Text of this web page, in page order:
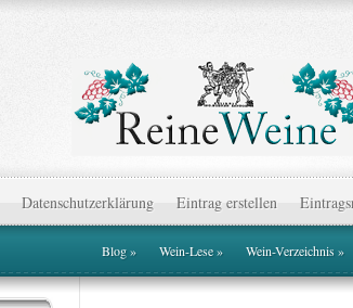
Datenschutzerklärung Eintrag erstellen
Blog» Wein-Lese» Wein-Verzeichnis »